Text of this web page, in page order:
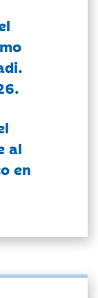
al
en